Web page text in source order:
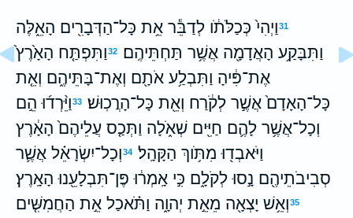
31וַיְהִי֙ כְּכַלֹּתֹ֔ו לְדַבֵּ֕ר אֵ֥ת כָּל־הַדְּבָרִ֖ים הָאֵ֑לֶּה
וַתִּבָּקַ֥ע הָאֲדָמָ֖ה אֲשֶׁ֥ר תַּחְתֵּיהֶֽם׃
32וַתִּפְתַּ֤ח הָאָ֙רֶץ֙
אֶת־פִּ֔יהָ וַתִּבְלַ֥ע אֹתָ֖ם וְאֶת־בָּתֵּיהֶ֑ם וְאֵ֤ת
כָּל־הָאָדָם֙ אֲשֶׁ֣ר לְקֹ֔רַח וְאֵ֖ת כָּל־הָרֲכֽוּשׁ׃ 33וַיֵּ֨רְד֜וּ הֵ֣ם
וְכָל־אֲשֶׁ֥ר לָהֶ֛ם חַיִּ֖ים שְׁאֹ֑לָה וַתְּכַ֤ס עֲלֵיהֶם֙ הָאָ֔רֶץ
וַיֹּאבְד֖וּ מִתֹּ֥וךְ הַקָּהָֽל׃ 34וְכָל־יִשְׂרָאֵ֗ל אֲשֶׁ֛ר
סְבִיבֹתֵיהֶ֖ם נָ֣סוּ לְקֹלָ֑ם כִּ֣י אָֽמְר֔וּ פֶּן־תִּבְלָעֵ֖נוּ הָאָֽרֶץ׃
35וְאֵ֥שׁ יָצְאָ֖ה מֵאֵ֣ת יְהוָ֑ה וַתֹּ֗אכַל אֵ֣ת הַחֲמִשִּׁ֤ים